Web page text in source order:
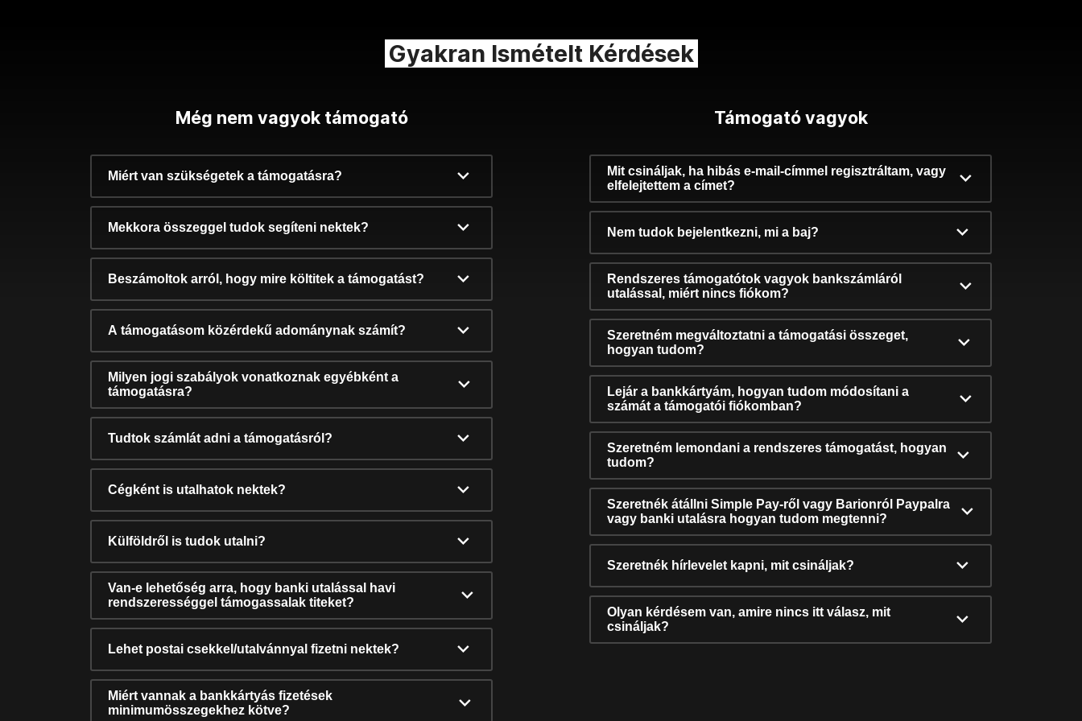
Gyakran Ismételt Kérdések
Még nem vagyok támogató
Miért van szükségetek a támogatásra?
Mekkora összeggel tudok segíteni nektek?
Beszámoltok arról, hogy mire költitek a támogatást?
A támogatásom közérdekű adománynak számít?
Milyen jogi szabályok vonatkoznak egyébként a
támogatásra?
Tudtok számlát adni a támogatásról?
Cégként is utalhatok nektek?
Külföldről is tudok utalni?
Van-e lehetőség arra, hogy banki utalással havi
rendszerességgel támogassalak titeket?
Lehet postai csekkel/utalvánnyal fizetni nektek?
Miért vannak a bankkártyás fizetések
minimumösszegekhez kötve?
Támogató vagyok
Mit csináljak, ha hibás e-mail-címmel regisztráltam, vagy
elfelejtettem a címet?
Nem tudok bejelentkezni, mi a baj?
Rendszeres támogatótok vagyok bankszámláról
utalással, miért nincs fiókom?
Szeretném megváltoztatni a támogatási összeget,
hogyan tudom?
Lejár a bankkártyám, hogyan tudom módosítani a
számát a támogatói fiókomban?
Szeretném lemondani a rendszeres támogatást, hogyan
tudom?
Szeretnék átállni Simple Pay-ről vagy Barionról Paypalra
vagy banki utalásra hogyan tudom megtenni?
Szeretnék hírlevelet kapni, mit csináljak?
Olyan kérdésem van, amire nincs itt válasz, mit
csináljak?